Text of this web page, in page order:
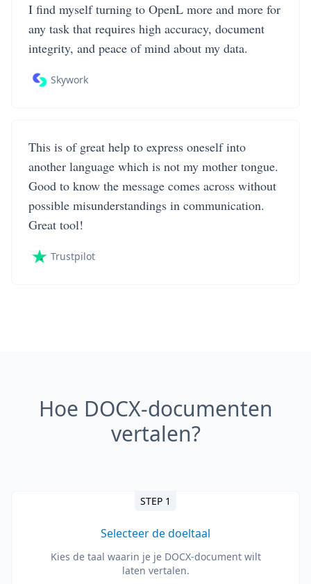
I find myself turning to OpenL more and more for
any task that requires high accuracy, document
integrity, and peace of mind about my data.
Skywork
This is of great help to express oneself into
another language which is not my mother tongue.
Good to know the message comes across without
possible misunderstandings in communication.
Great tool!
Trustpilot
Hoe DOCX-documenten
vertalen?
STEP 1
Selecteer de doeltaal
Kies de taal waarin je je DOCX-document wilt
laten vertalen.